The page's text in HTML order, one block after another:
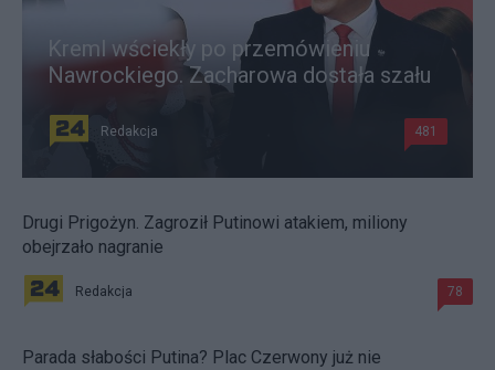
Kreml wściekły po przemówieniu
Nawrockiego. Zacharowa dostała szału
Redakcja 481
Drugi Prigożyn. Zagroził Putinowi atakiem, miliony
obejrzało nagranie
Redakcja 78
Parada słabości Putina? Plac Czerwony już nie